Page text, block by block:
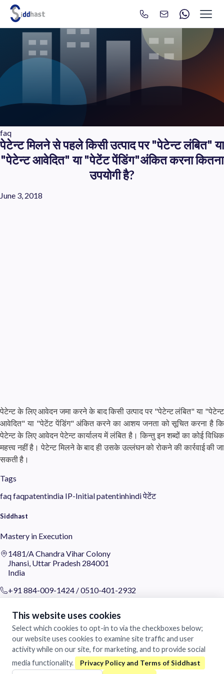
Search site via Google Search
faq
पेटेन्ट मिलने से पहले किसी उत्पाद पर "पेटेन्ट लंबित" या
"पेटेन्ट आवेदित" या "पेटेंट पेंडिंग"अंकित करना कितना
उपयोगी है?
June 3, 2018
पेटेन्ट के लिए आवेदन जमा करने के बाद किसी उत्पाद पर "पेटेन्ट लंबित" या "पेटेन्ट
आवेदित" या "पेटेंट पेंडिंग" अंकित करने का आशय जनता को सूचित करना है कि
पेटेन्ट के लिए आवेदन पेटेन्ट कार्यालय में लंबित है। किन्तु इन शब्दों का कोई विधिक
महत्त्व नहीं है। पेटेन्ट मिलने के बाद ही उसके उल्लंघन को रोकने की कार्रवाई की जा
सकती है।
Tags
faqfaqpatentindia IP-Initialpatentinhindiपेटेंट
Siddhast
Mastery in Execution
1481/A Chandra Vihar Colony
Jhansi, Uttar Pradesh 284001
India
+91 884-009-1424/0510-401-2932
About
Values & Purpose
Heritage
This website uses cookies
Select which cookies to opt-in to via the checkboxes below;
our website uses cookies to examine site traffic and user
activity while on our site, for marketing, and to provide social
media functionality.